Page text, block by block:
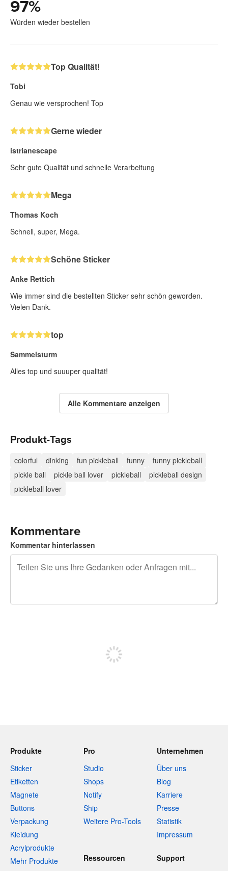
97%
Würden wieder bestellen
Top Qualität!
Tobi
Genau wie versprochen! Top
Gerne wieder
istrianescape
Sehr gute Qualität und schnelle Verarbeitung
Mega
Thomas Koch
Schnell, super, Mega.
Schöne Sticker
Anke Rettich
Wie immer sind die bestellten Sticker sehr schön geworden.
Vielen Dank.
top
Sammelsturm
Alles top und suuuper qualität!
Alle Kommentare anzeigen
Produkt-Tags
colorful dinking fun pickleball funny
funny pickleball
pickle ball
pickle ball lover pickleball
pickleball design
pickleball lover
Kommentare
Kommentar hinterlassen
Produkte
Sticker
Etiketten
Magnete
Buttons
Verpackung
Kleidung
Acrylprodukte
Mehr Produkte
Pro
Studio
Shops
Notify
Ship
Weitere Pro-Tools
Unternehmen
Über uns
Blog
Karriere
Presse
Statistik
Impressum
Ressourcen
Support